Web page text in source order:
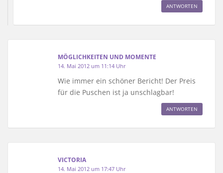
ANTWORTEN
MÖGLICHKEITEN UND MOMENTE
14. Mai 2012 um 11:14 Uhr
Wie immer ein schöner Bericht! Der Preis
für die Puschen ist ja unschlagbar!
ANTWORTEN
VICTORIA
14. Mai 2012 um 17:47 Uhr